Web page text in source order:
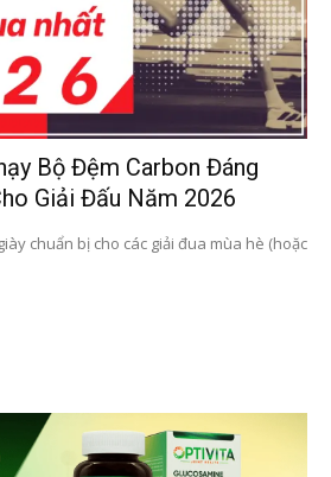
Bộ Đệm Carbon Đáng
Giải Đấu Năm 2026
chuẩn bị cho các giải đua mùa hè (hoặc